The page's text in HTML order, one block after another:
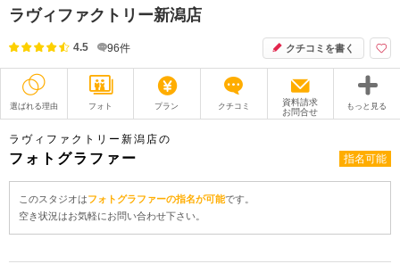
ラヴィファクトリー新潟店
4.5 96件 クチコミを書く
選ばれる理由 フォト プラン クチコミ
資料請求
お問合せ
もっと見る
撮影レポート
オプション
ラヴィファクトリー新潟店の
フォトグラファー 指名可能
このスタジオはフォトグラファーの指名が可能です。
空き状況はお気軽にお問い合わせ下さい。